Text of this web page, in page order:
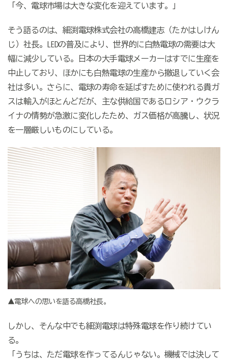
「今、電球市場は大きな変化を迎えています。」
そう語るのは、細渕電球株式会社の高橋建志（たかはしけん
じ）社長。
LEDの普及により、世界的に白熱電球の需要は大
幅に減少している。日本の大手電球メーカーはすでに生産を
中止しており、ほかにも白熱電球の生産から撤退していく会
社は多い。さらに、電球の寿命を延ばすために使われる貴ガ
スは輸入がほとんどだが、主な供給国であるロシア・ウクラ
イナの情勢が急激に変化したため、ガス価格が高騰し、状況
を一層厳しいものにしている。
▲電球への思いを語る高橋社長。
しかし、そんな中でも細渕電球は特殊電球を作り続けてい
る。
「うちは、ただ電球を作ってるんじゃない。機械では決して